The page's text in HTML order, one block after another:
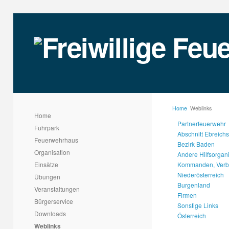
Home
Fuhrpark
Feuerwehrhaus
Organisation
Einsätze
Übungen
Veranstaltungen
Bürgerservice
Downloads
Weblinks
Home Weblinks
Partnerfeuerwehr
Abschnitt
Bezirk Baden
Andere
Kommanden,
Niederösterreich
Burgenland
Firmen
Sonstige Links
Österreich